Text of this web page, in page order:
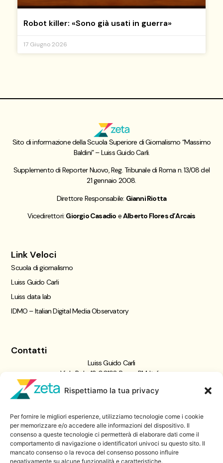
Rispettiamo la tua privacy
Per fornire le migliori esperienze, utilizziamo tecnologie come i cookie
per memorizzare e/o accedere alle informazioni del dispositivo. Il
consenso a queste tecnologie ci permetterà di elaborare dati come il
comportamento di navigazione o identificatori univoci su questo sito. Il
mancato consenso o la revoca del consenso possono influire
negativamente su alcune funzionalità e caratteristiche.
Robot killer: «Sono già usati in guerra»
17 Giugno 2026
Sito di informazione della Scuola Superiore di Giornalismo “Massimo
Baldini” – Luiss Guido Carli.
Supplemento di Reporter Nuovo, Reg. Tribunale di Roma n. 13/08 del
21 gennaio 2008.
Direttore Responsabile: Gianni Riotta
Vicedirettori: Giorgio Casadio eAlberto Flores d’Arcais
Link Veloci
Scuola di giornalismo
Luiss Guido Carli
Luiss data lab
IDMO – Italian Digital Media Observatory
Contatti
Luiss Guido Carli
Viale Pola, 12, 00198 Roma RM, Italia
06 8522 5358
Iscriviti a
Zeta Data Lab
Iscriviti alla nostra newsletter